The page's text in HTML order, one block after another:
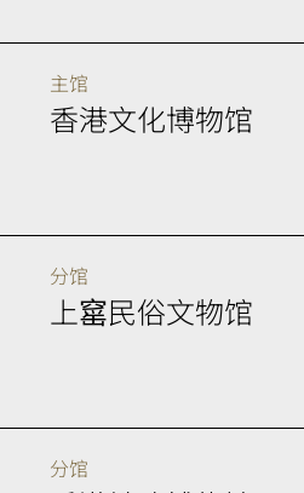
主馆
香港文化博物馆
分馆
上窰民俗文物馆
分馆